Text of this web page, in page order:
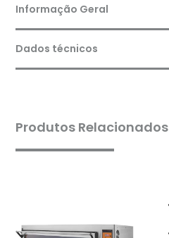
Informação Geral
Dados técnicos
Produtos Relacionados